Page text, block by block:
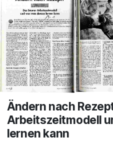
Ändern nach
Arbeitszeitmodell
lernen kann